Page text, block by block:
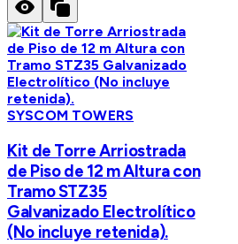
SYSCOM TOWERS
Kit de Torre Arriostrada
de Piso de 12 m Altura con
Tramo STZ35
Galvanizado Electrolítico
(No incluye retenida).